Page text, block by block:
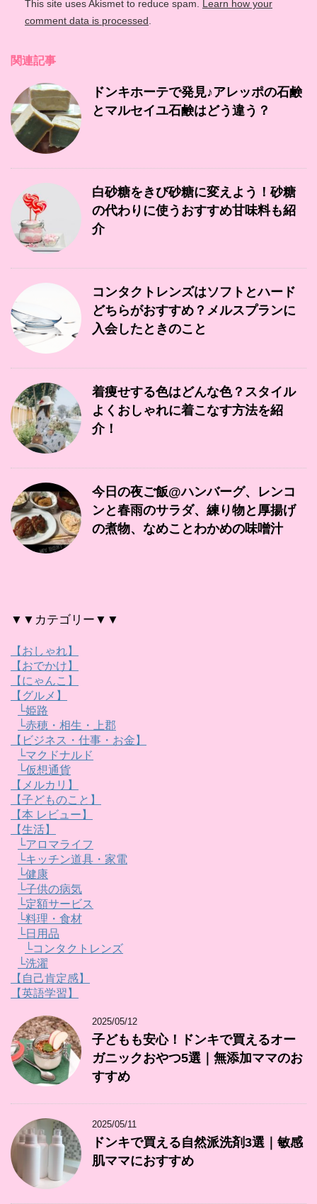
This site uses Akismet to reduce spam.
Learn how your
comment data is processed
関連記事
ドンキホーテで発見♪アレッポの石鹸
とマルセイユ石鹸はどう違う？
白砂糖をきび砂糖に変えよう！砂糖
の代わりに使うおすすめ甘味料も紹
介
コンタクトレンズはソフトとハード
どちらがおすすめ？メルスプランに
入会したときのこと
着痩せする色はどんな色？スタイル
よくおしゃれに着こなす方法を紹
介！
今日の夜ご飯@ハンバーグ、レンコ
ンと春雨のサラダ、練り物と厚揚げ
の煮物、なめことわかめの味噌汁
▼▼カテゴリー▼▼
【おしゃれ】
【おでかけ】
【にゃんこ】
【グルメ】
└姫路
└赤穂・相生・上郡
【ビジネス・仕事・お金】
└マクドナルド
└仮想通貨
【メルカリ】
【子どものこと】
【本 レビュー】
【生活】
└アロマライフ
└キッチン道具・家電
└健康
└子供の病気
└定額サービス
└料理・食材
└日用品
└コンタクトレンズ
└洗濯
【自己肯定感】
【英語学習】
2025/05/12
子どもも安心！ドンキで買えるオー
ガニックおやつ5選｜無添加ママのお
すすめ
2025/05/11
ドンキで買える自然派洗剤3選｜敏感
肌ママにおすすめ